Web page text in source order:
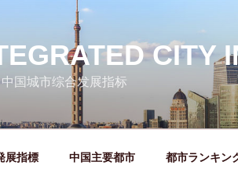
CITY
国城市综合发展指标
展指標 中国主要都市 都市ランキン